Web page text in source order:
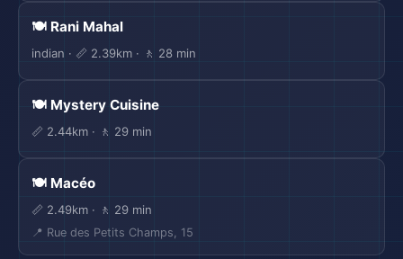
🍽️ Rani Mahal
indian · 📏 2.39km · 🚶 28 min
🍽️ Mystery Cuisine
📏 2.44km · 🚶 29 min
🍽️ Macéo
📏 2.49km · 🚶 29 min
📍 Rue des Petits Champs, 15